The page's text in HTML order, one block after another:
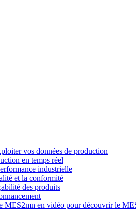
vos données de production
en temps réel
industrielle
et la conformité
des produits
MES2mn en vidéo pour découvrir le